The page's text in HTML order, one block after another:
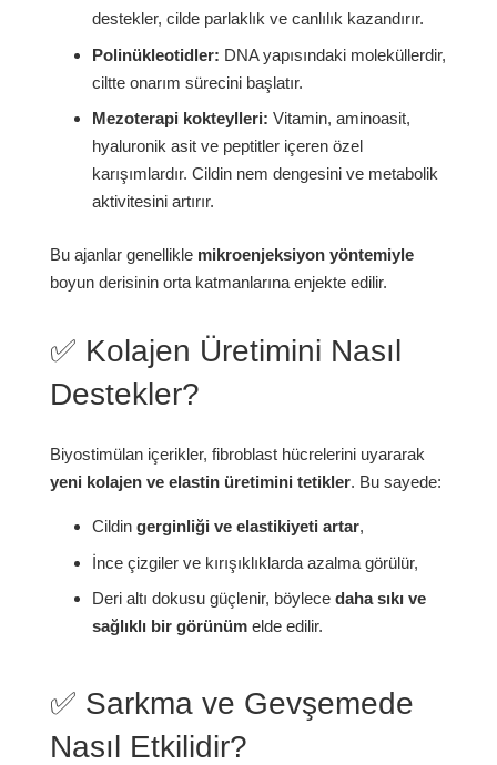
destekler, cilde parlaklık ve canlılık kazandırır.
Polinükleotidler: DNA yapısındaki moleküllerdir,
ciltte onarım sürecini başlatır.
Mezoterapi kokteylleri: Vitamin, aminoasit,
hyaluronik asit ve peptitler içeren özel
karışımlardır. Cildin nem dengesini ve metabolik
aktivitesini artırır.
Bu ajanlar genellikle mikroenjeksiyon yöntemiyle
boyun derisinin orta katmanlarına enjekte edilir.
✅ Kolajen Üretimini Nasıl
Destekler?
Biyostimülan içerikler, fibroblast hücrelerini uyararak
yeni kolajen ve elastin üretimini tetikler. Bu sayede:
Cildin gerginliği ve elastikiyeti artar,
İnce çizgiler ve kırışıklıklarda azalma görülür,
Deri altı dokusu güçlenir, böylece daha sıkı ve
sağlıklı bir görünümelde edilir.
✅ Sarkma ve Gevşemede
Nasıl Etkilidir?